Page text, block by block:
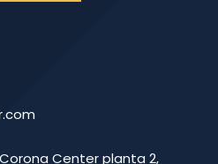
Center planta 2,